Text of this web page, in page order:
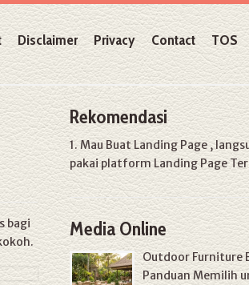
Disclaimer Privacy Contact TOS
bagi
Rekomendasi
1. MauBuat Landing Page,
pakai platform Landing Page
Media Online
Outdoor Furniture
Panduan Memilih